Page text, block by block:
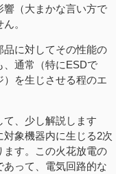
（大まかな言い方で
。
品に対してその性能の
、通常（特にESDで
を生じさせる程のエ
て、少し解説します
象機器内に生じる2次
ます。この火花放電の
って、電気回路的な